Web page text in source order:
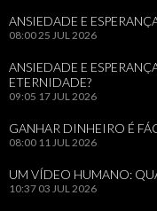
ANSIEDADE E
08:00 25 JUL 2026
ANSIEDADE E
ETERNIDADE?
09:05 17 JUL 2026
GANHAR DINHEIRO É
08:00 11 JUL 2026
UM VÍDEO HUMANO:
10:37 03 JUL 2026